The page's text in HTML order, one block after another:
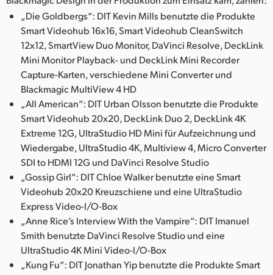
„Die Goldbergs“: DIT Kevin Mills benutzte die Produkte
Smart Videohub 16x16, Smart Videohub CleanSwitch
12x12, SmartView Duo Monitor, DaVinci Resolve, DeckLink
Mini Monitor Playback- und DeckLink Mini Recorder
Capture-Karten, verschiedene Mini Converter und
Blackmagic MultiView 4 HD
„All American“: DIT Urban Olsson benutzte die Produkte
Smart Videohub 20x20, DeckLink Duo 2, DeckLink 4K
Extreme 12G, UltraStudio HD Mini für Aufzeichnung und
Wiedergabe, UltraStudio 4K, Multiview 4, Micro Converter
SDI to HDMI 12G und DaVinci Resolve Studio
„Gossip Girl“: DIT Chloe Walker benutzte eine Smart
Videohub 20x20 Kreuzschiene und eine UltraStudio
Express Video-I/O-Box
„Anne Rice’s Interview With the Vampire“: DIT Imanuel
Smith benutzte DaVinci Resolve Studio und eine
UltraStudio 4K Mini Video-I/O-Box
„Kung Fu“: DIT Jonathan Yip benutzte die Produkte Smart